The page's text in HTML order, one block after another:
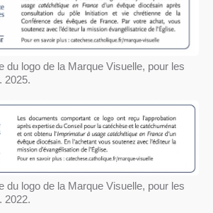
du logo de la Marque Visuelle, pour les
2025.
du logo de la Marque Visuelle, pour les
2022.